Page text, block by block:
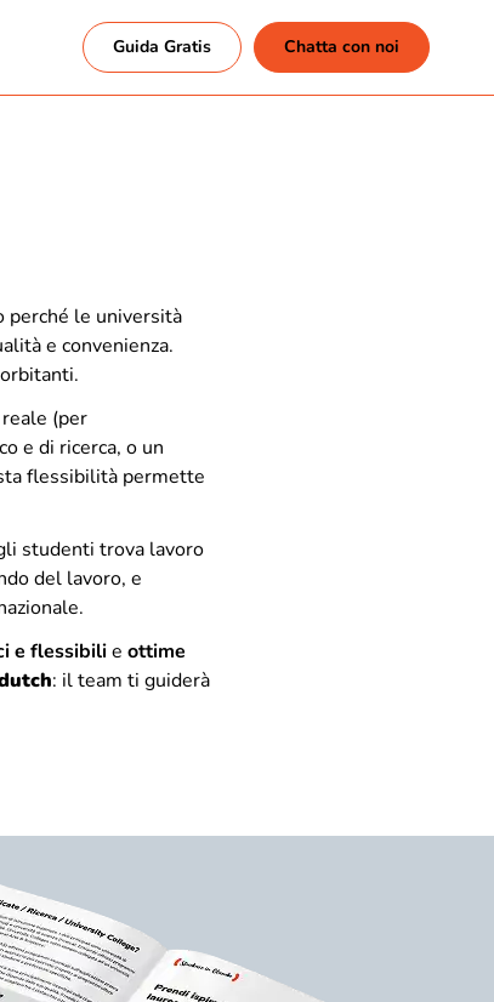
Guida Gratis Chatta con noi
perché le università
e convenienza.
(per
e di ricerca, o un
flessibilità permette
studenti trova lavoro
del lavoro, e
e flessibilie ottime
: il team ti guiderà